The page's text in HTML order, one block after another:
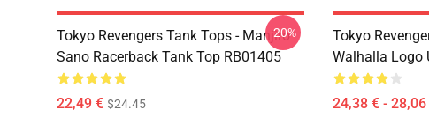
Tokyo Revengers Tank Tops - Manjiro
Sano Racerback Tank Top RB01405
22,49 € $24.45
-20%
Tokyo
Walhalla Logo
24,38 € -